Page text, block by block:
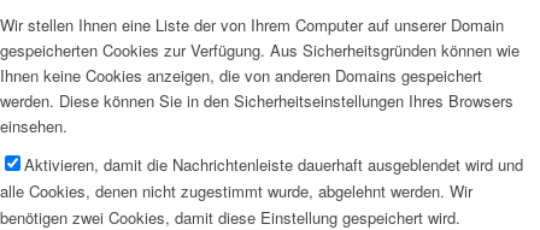
Wir stellen Ihnen eine Liste der von Ihrem Computer auf unserer Domain
gespeicherten Cookies zur Verfügung. Aus Sicherheitsgründen können wie
Ihnen keine Cookies anzeigen, die von anderen Domains gespeichert
werden. Diese können Sie in den Sicherheitseinstellungen Ihres Browsers
einsehen.
Aktivieren, damit die Nachrichtenleiste dauerhaft ausgeblendet wird und
alle Cookies, denen nicht zugestimmt wurde, abgelehnt werden. Wir
benötigen zwei Cookies, damit diese Einstellung gespeichert wird.